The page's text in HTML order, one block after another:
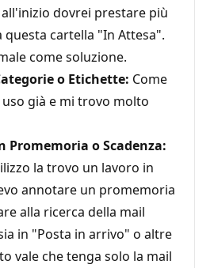
dovrei prestare più
questa cartella "In Attesa".
come soluzione.
o Etichette: Come
già e mi trovo molto
Promemoria o Scadenza:
la trovo un lavoro in
annotare un promemoria
alla ricerca della mail
in "Posta in arrivo" o altre
vale che tenga solo la mail